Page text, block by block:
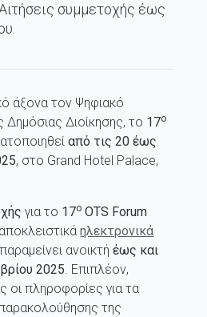
συμμετοχής έως
άξονα τον Ψηφιακό
Διοίκησης, το 17ο
από τις 20 έως
, στο Grand Hotel Palace,
για το 17ο OTS Forum
ηλεκτρονικά
ανοικτήέως και
2025. Επιπλέον,
οι πληροφορίες για τα
της